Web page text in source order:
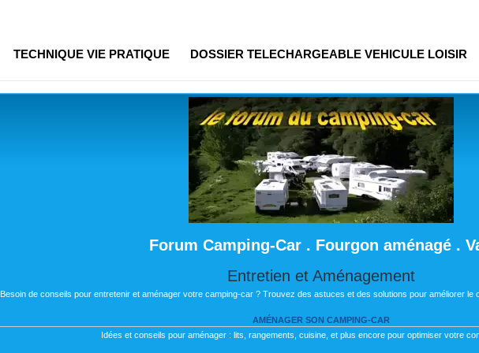
TECHNIQUE VIE PRATIQUE DOSSIER TELECHARGEABLE VEHICULE LOISIR
Forum Camping-Car . Fourgon aménagé .
Entretien et Aménagement
Besoin de conseils pour entretenir et aménager votre camping-car ? Trouvez des astuces et des solutions pour améliorer le
AMÉNAGER SON CAMPING-CAR
Idées et conseils pour aménager : lits, rangements, cuisine, et plus encore pour optimiser votre